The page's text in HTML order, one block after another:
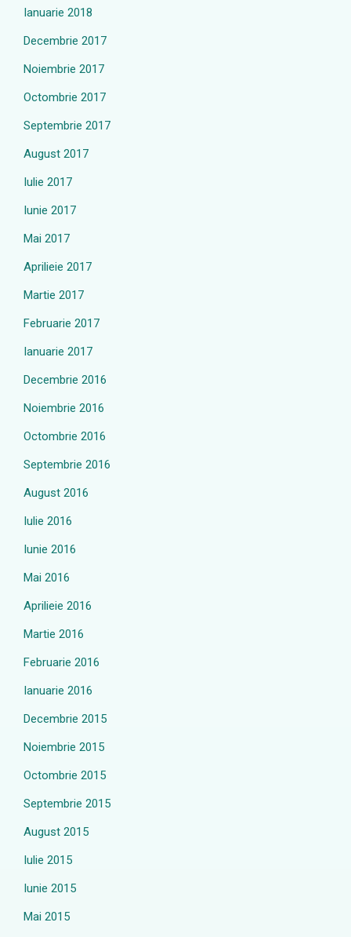
Ianuarie 2018
Decembrie 2017
Noiembrie 2017
Octombrie 2017
Septembrie 2017
August 2017
Iulie 2017
Iunie 2017
Mai 2017
Aprilieie 2017
Martie 2017
Februarie 2017
Ianuarie 2017
Decembrie 2016
Noiembrie 2016
Octombrie 2016
Septembrie 2016
August 2016
Iulie 2016
Iunie 2016
Mai 2016
Aprilieie 2016
Martie 2016
Februarie 2016
Ianuarie 2016
Decembrie 2015
Noiembrie 2015
Octombrie 2015
Septembrie 2015
August 2015
Iulie 2015
Iunie 2015
Mai 2015